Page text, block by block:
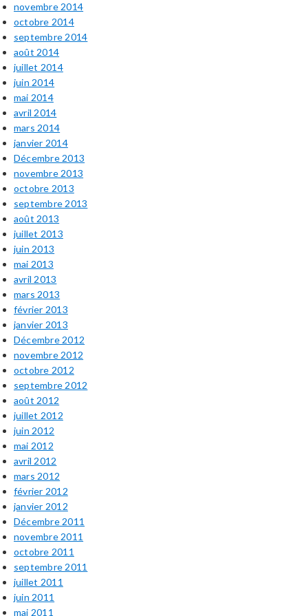
novembre 2014
octobre 2014
septembre 2014
août 2014
juillet 2014
juin 2014
mai 2014
avril 2014
mars 2014
janvier 2014
Décembre 2013
novembre 2013
octobre 2013
septembre 2013
août 2013
juillet 2013
juin 2013
mai 2013
avril 2013
mars 2013
février 2013
janvier 2013
Décembre 2012
novembre 2012
octobre 2012
septembre 2012
août 2012
juillet 2012
juin 2012
mai 2012
avril 2012
mars 2012
février 2012
janvier 2012
Décembre 2011
novembre 2011
octobre 2011
septembre 2011
juillet 2011
juin 2011
mai 2011